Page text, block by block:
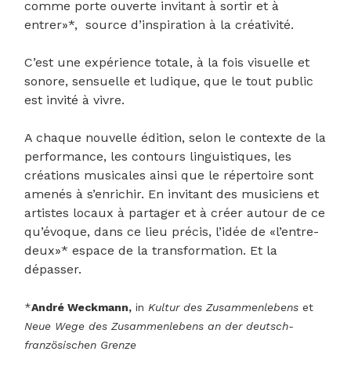
comme porte ouverte invitant à sortir et à
entrer»*, source d’inspiration à la créativité.
C’est une expérience totale, à la fois visuelle et
sonore, sensuelle et ludique, que le tout public
est invité à vivre.
A chaque nouvelle édition, selon le contexte de la
performance, les contours linguistiques, les
créations musicales ainsi que le répertoire sont
amenés à s’enrichir. En invitant des musiciens et
artistes locaux à partager et à créer autour de ce
qu’évoque, dans ce lieu précis, l’idée de «l’entre-
deux»* espace de la transformation. Et la
dépasser.
*André Weckmann, in Kultur des Zusammenlebens et
Neue Wege des Zusammenlebens an der deutsch-
französischen Grenze